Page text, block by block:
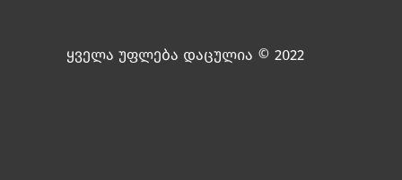
ყველა უფლება დაცულია © 2022